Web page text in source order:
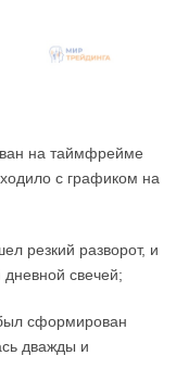
на таймфрейме
с графиком на
резкий разворот, и
свечей;
сформирован
дважды и